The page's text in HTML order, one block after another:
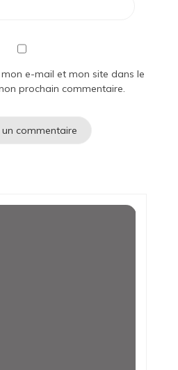
e-mail et mon site dans le
prochain commentaire.